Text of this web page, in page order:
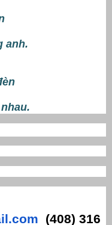
anh.
(408) 316